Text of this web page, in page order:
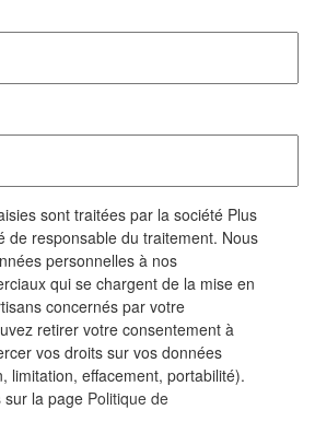
sont traitées par la société Plus
de responsable du traitement. Nous
personnelles à nos
qui se chargent de la mise en
concernés par votre
retirer votre consentement à
vos droits sur vos données
limitation, effacement, portabilité).
sur la page Politique de